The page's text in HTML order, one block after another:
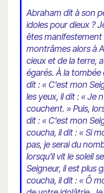
Abraham dit à son
idoles pour dieux ?
êtes manifestement
montrâmes alors à
cieux et de la terre,
égarés. À la tombée
dit : « C'est mon
les yeux, il dit : « Je
couchent. » Puis,
dit : « C'est mon
coucha, il dit : « Si
pas, je serai du
lorsqu'il vit le soleil
Seigneur, il est plus
coucha, il dit : « Ô